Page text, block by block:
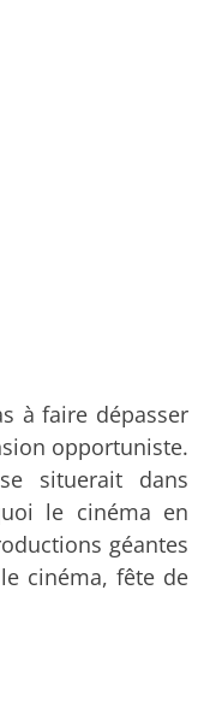
à faire dépasser
opportuniste.
situerait dans
le cinéma en
géantes
cinéma, fête de